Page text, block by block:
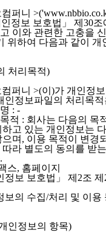
퍼니
정보 보호법」 제30
이와 관련한 고충을
위하여 다음과 같이 개
처리목적)
퍼니 >(이)가 개인정
인정보파일의 처리목
: -
적 : 회사는 다음의 목
고 있는 개인정보는
며, 이용 목적이 변경
라 별도의 동의를 받
스, 홈페이지
정보 보호법」 제2조 제
보의 수집/처리 및 이용
인정보의 항목)